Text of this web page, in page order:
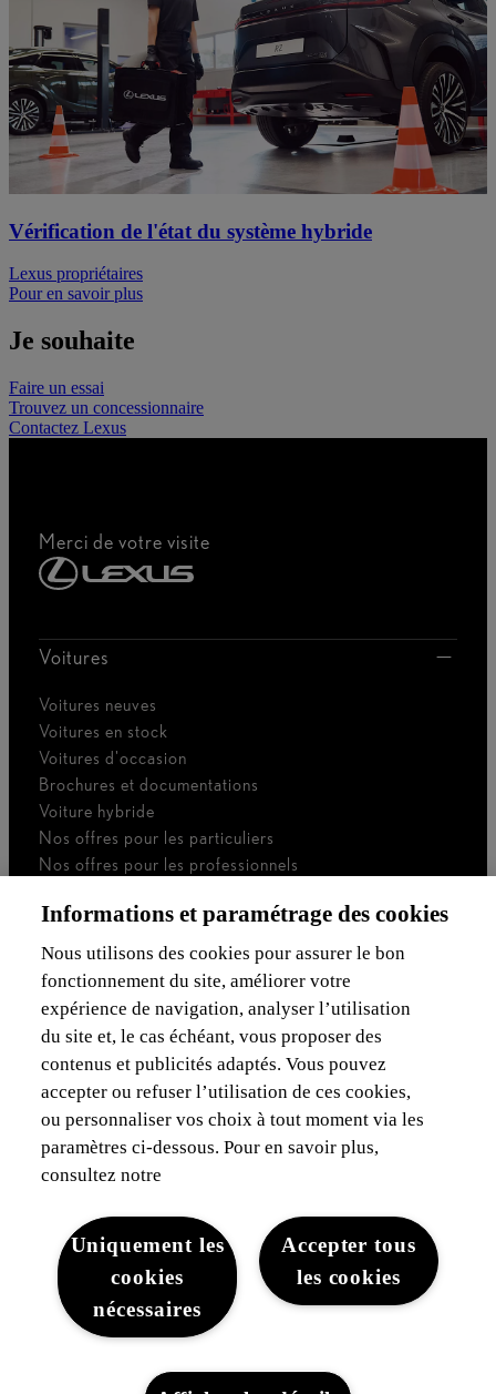
Vérification de l'état du système hybride
Lexus propriétaires
Pour en savoir plus
Je souhaite
Faire un essai
Trouvez un concessionnaire
Contactez Lexus
Merci de votre visite
Voitures
Voitures neuves
Voitures en stock
Voitures d'occasion
Brochures et documentations
Voiture hybride
Nos offres pour les particuliers
Nos offres pour les professionnels
Je suis indépendant
Je suis gestionnaire de flotte
Assurances & Financement
Découvrez Lexus
Mentions Légales
Mentions légalesCookies du site WLTP Vie privée
Lexus-Belgique © 2026
Informations et paramétrage des cookies
Nous utilisons des cookies pour assurer le bon
fonctionnement du site, améliorer votre
expérience de navigation, analyser l’utilisation
du site et, le cas échéant, vous proposer des
contenus et publicités adaptés. Vous pouvez
accepter ou refuser l’utilisation de ces cookies,
ou personnaliser vos choix à tout moment via les
paramètres ci-dessous. Pour en savoir plus,
consultez notre
Accepter tous
les cookies
Uniquement les
cookies
nécessaires